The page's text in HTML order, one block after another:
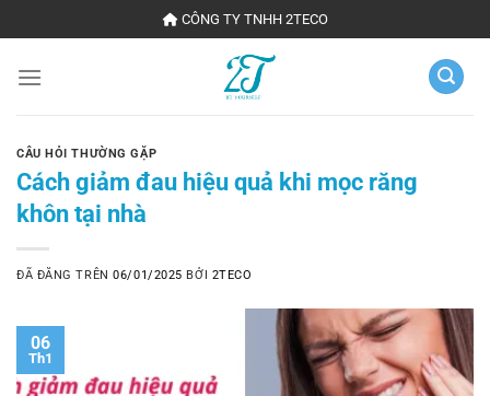
đến
nội
CÔNG TY TNHH 2TECO
CÂU HỎI THƯỜNG GẶP
Cách giảm đau hiệu quả khi mọc răng
khôn tại nhà
ĐÃ ĐĂNG TRÊN06/01/2025 BỞI 2TECO
06
Th1